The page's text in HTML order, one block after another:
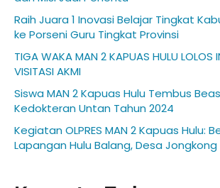
Raih Juara 1 Inovasi Belajar Tingkat
ke Porseni Guru Tingkat Provinsi
TIGA WAKA MAN 2 KAPUAS HULU LOLOS
VISITASI AKMI
Siswa MAN 2 Kapuas Hulu Tembus
Kedokteran Untan Tahun 2024
Kegiatan OLPRES MAN 2 Kapuas Hulu:
Lapangan Hulu Balang, Desa Jongkong